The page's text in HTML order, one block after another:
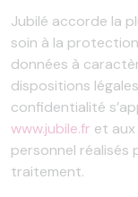
Jubilé accorde la
soin à la
données à
dispositions
confidentialité
www.jubile.fr et
personnel réalisés
traitement.